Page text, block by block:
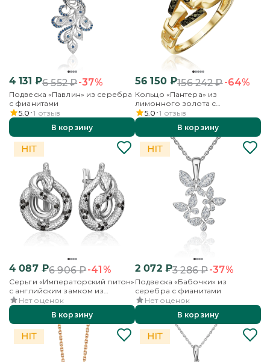
4 131 ₽6 552₽-37%
Подвеска «Павлин» из серебра
с фианитами
5.0 1 отзыв
В корзину
56 150₽156 242₽-64%
Кольцо «Пантера» из
лимонного золота с
фианитами
5.0 1 отзыв
В корзину
4 087₽6 906₽-41%
Серьги «Императорский питон»
с английским замком из
серебра с фианитами
Нет оценок
В корзину
2 072₽3 286₽-37%
Подвеска «Бабочки» из
серебра с фианитами
Нет оценок
В корзину